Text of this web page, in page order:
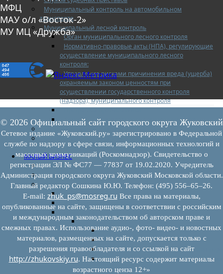
Муниципальный контроль на автомобильном
транспорте
Муниципальный лесной контроль
Орган муниципального лесного контроля
Нормативно-правовые акты (НПА), регулирующие
осуществление муниципального лесного
контроля:
Управление рисками причинения вреда (ущерба)
охраняемым законом ценностям при
осуществлении государственного контроля
(надзора), муниципального контроля
Программа профилактики
Доклады муниципального лесного контроля
Муниципальный контроль за ЕТО
Муниципальный контроль в сфере
благоустройства
МАЛЫЙ БИЗНЕС
Прием предпринимателей
Новости МСП
Поддержка МСП
Поддержка МСП
Финансовая поддержка
Имущественная поддержка
Нормативно-правовые акты
Федеральное законодательство
Региональное законодательство
Порядок формирования и ведения
Порядок предоставления имущества из
перечней
МФЦ
МАУ о/л «Восток-2»
МУ МЦ «Дружба»
© 2026 Официальный сайт городского округа Жуковский
Сетевое издание «Жуковский.ру» зарегистрировано в Федеральной
службе по надзору в сфере связи, информационных технологий и
массовых коммуникаций (Роскомнадзор). Свидетельство о
регистрации ЭЛ № ФС77 — 77837 от 19.02.2020. Учредитель
Администрация городского округа Жуковский Московской области.
Главный редактор Сошкина Ю.Ю. Телефон: (495) 556–65–26.
E‑mail: zhuk_ps@mosreg.ru Все права на материалы,
опубликованные на сайте, защищены в соответствии с российским
и международным законодательством об авторском праве и
смежных правах. Использование аудио-, фото- видео- и новостных
материалов, размещенных на сайте, допускается только с
разрешения правообладателя и со ссылкой на сайт
http://zhukovskiy.ru. Настоящий ресурс содержит материалы
возрастного ценза 12+»